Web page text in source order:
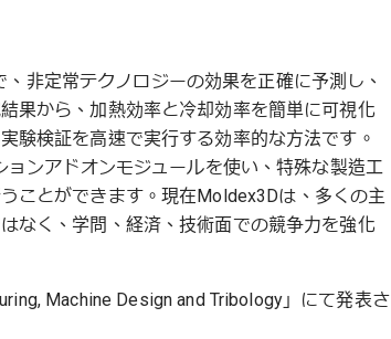
非定常テクノロジーの効果を正確に予測し、
果から、加熱効率と冷却効率を簡単に可視化
験検証を高速で実行する効率的な方法です。
ンアドオンモジュールを使い、特殊な製造工
ことができます。現在Moldex3Dは、多くの主
なく、学問、経済、技術面での競争力を強化
Machine Design and Tribology」にて発表さ